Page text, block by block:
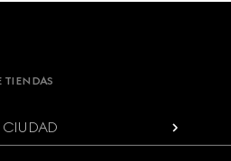
TIENDAS
CIUDAD